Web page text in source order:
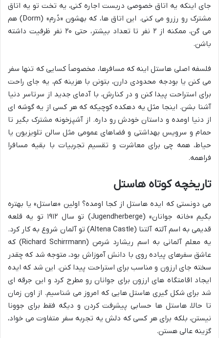
جای اینکه یه اتاق خصوصی دربست اجاره کنی، یه تخت تو یه اتاق
مشترک رو رزرو می کنی. این اتاق ها، که بهشون «دُرم» (Dorm) هم
می گن، ممکنه از ۲ نفر تا تعداد بیشتر، حتی ۲۰ نفر ظرفیت داشته
باشن.
فلسفه اصلی هاستل اینه که مسافرها، مخصوصاً کسایی که تنها سفر
می کنن یا بودجه محدودی دارن، بتونن با هزینه کم، یه جای راحت
برای استراحت پیدا کنن و در کنارش، با آدمای جدید از سرتاسر دنیا
آشنا بشن. اینجا مثل یه دهکده کوچیکه که هر کسی از یه گوشه ای
از دنیا اومده و داستان خودش رو داره. از آشپزخونه مشترک بگیر تا
حمام و سرویس بهداشتی و فضاهای عمومی مثل سالن تلویزیون یا
حیاط، همه چی برای معاشرت و تقسیم تجربیات با بقیه مسافرا
فراهمه.
تاریخچه کوتاه هاستل
می دونستی که ایده هاستل از کجا اومده؟ اولین «هاستل» یا بهتره
بگیم «خانه جوانان» (Jugendherberge) تو سال ۱۹۱۲ تو یه قلعه
قدیمی به اسم آلته آلتنا (Altena Castle) تو آلمان شروع به کار کرد.
یه معلم آلمانی به اسم ریشارد شرمن (Richard Schirrmann) که
عاشق سفرهای پیاده روی با دانش آموزاش بود، متوجه شد که چقدر
سخته جای ارزون و مناسب برای استراحت پیدا کنن. این شد که ایده
ایجاد اقامتگاه های ارزون برای جوانان رو مطرح کرد و این جرقه ای
شد برای شکل گیری هاستل هایی که امروز می شناسیم. از اون زمان
تا حالا، هاستل ها حسابی پیشرفت کردن و دیگه فقط برای جوونا
نیستن، بلکه برای هر کسی که دلش یه تجربه سفر متفاوت می خواد،
گزینه عالی هستن.